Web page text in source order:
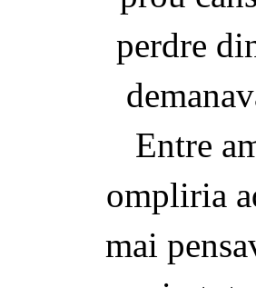
perdre
Entre
ompliria
mai